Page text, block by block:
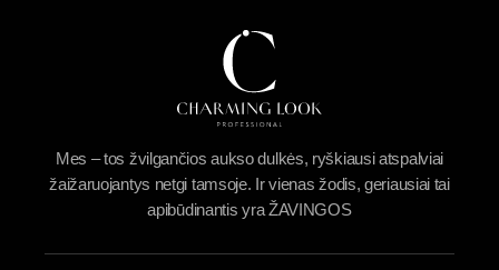
Mes – tos žvilgančios aukso dulkės, ryškiausi atspalviai
žaižaruojantys netgi tamsoje. Ir vienas žodis, geriausiai tai
apibūdinantis yra ŽAVINGOS